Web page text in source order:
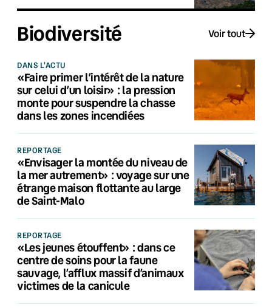
Biodiversité Voir tout
DANS L'ACTU
«Faire primer l’intérêt de la nature
sur celui d’un loisir» : la pression
monte pour suspendre la chasse
dans les zones incendiées
REPORTAGE
«Envisager la montée du niveau de
la mer autrement» : voyage sur une
étrange maison flottante au large
de Saint-Malo
REPORTAGE
«Les jeunes étouffent» : dans ce
centre de soins pour la faune
sauvage, l’afflux massif d’animaux
victimes de la canicule